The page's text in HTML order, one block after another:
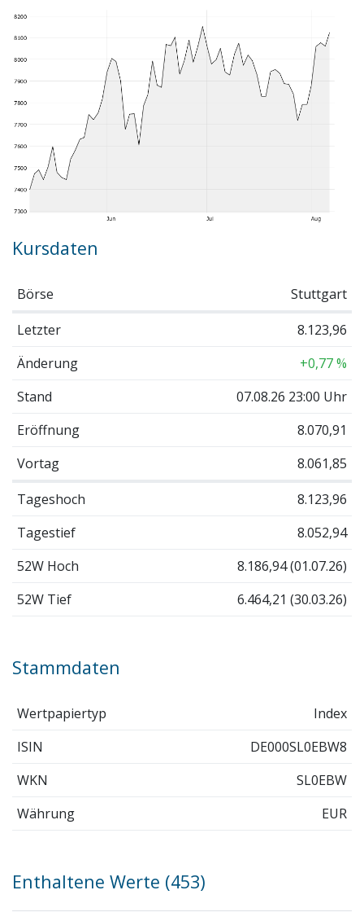
Kursdaten
Börse
Stuttgart
Letzter
8.123,96
Änderung
+0,77 %
Stand
07.08.26 23:00 Uhr
Eröffnung
8.070,91
Vortag
8.061,85
Tageshoch
8.123,96
Tagestief
8.052,94
52W Hoch
8.186,94 (01.07.26)
52W Tief
6.464,21 (30.03.26)
Stammdaten
Wertpapiertyp
Index
ISIN
DE000SL0EBW8
WKN
SL0EBW
Währung
EUR
Enthaltene Werte (453)